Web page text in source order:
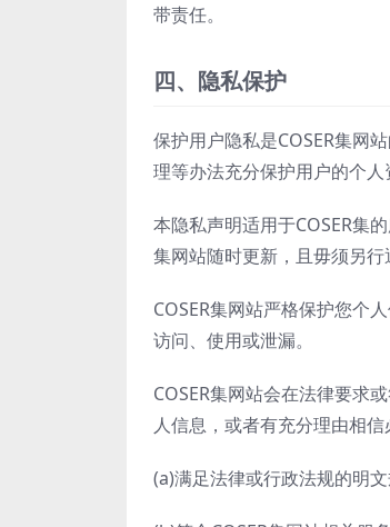
带责任。
四、隐私保护
保护用户隐私是COSER集网
理等办法充分保护用户的个人
本隐私声明适用于COSER集
集网站随时更新，且毋须另
COSER集网站严格保护您个
访问、使用或泄漏。
COSER集网站会在法律要求
人信息，或者有充分理由相信
(a)满足法律或行政法规的明